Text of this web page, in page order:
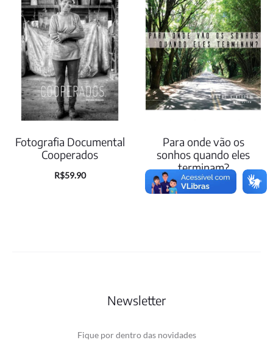
Fotografia Documental
Cooperados
R$59.90
Para onde vão os
sonhos quando eles
terminam?
R$11.00
Newsletter
Fique por dentro das novidades